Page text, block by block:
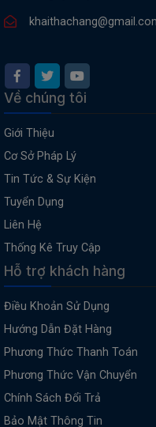
Về chúng tôi
Giới Thiệu
Cơ Sở Pháp Lý
Tin Tức & Sự Kiện
Tuyển Dụng
Liên Hệ
Thống Kê Truy Cập
Hỗ trợ khách hàng
Điều Khoản Sử Dụng
Hướng Dẫn Đặt Hàng
Phương Thức Thanh Toán
Phương Thức Vận Chuyển
Chính Sách Đổi Trả
Bảo Mật Thông Tin